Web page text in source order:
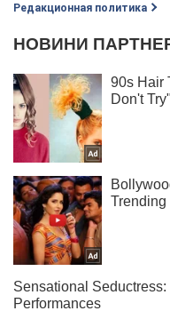
Редакционная политика